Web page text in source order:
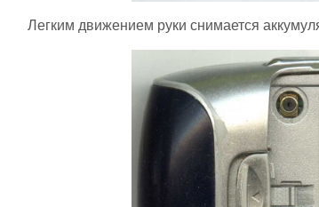
Легким движением руки снимается